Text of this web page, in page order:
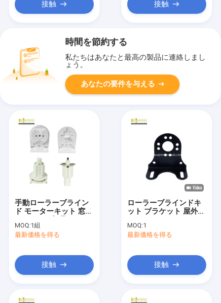
接触 接触
時間を節約する
私たちはあなたと最高の製品に連絡しまし
ょう。
あなたの要件を与える
手動ローラーブライン
ド モーターキット 窓の
MOQ:1組
最新価格を得る
接触
ローラーブラインドキ
ット ブラケット 屋外ブ
MOQ:1
最新価格を得る
接触